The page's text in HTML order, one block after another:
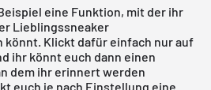
eine Funktion, mit der ihr
Lieblingssneaker
könnt. Klickt dafür einfach nur auf
ihr könnt euch dann einen
dem ihr erinnert werden
euch je nach Einstellung eine